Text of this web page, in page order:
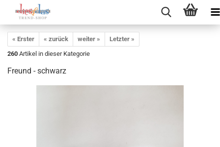
« Erster « zurück weiter »
Letzter »
260 Artikel in dieser Kategorie
Freund - schwarz